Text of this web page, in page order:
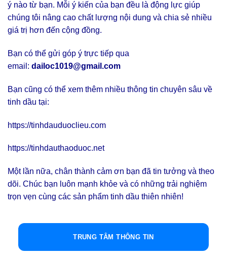
ý nào từ bạn. Mỗi ý kiến của bạn đều là động lực giúp
chúng tôi nâng cao chất lượng nội dung và chia sẻ nhiều
giá trị hơn đến cộng đồng.
Bạn có thể gửi góp ý trực tiếp qua
email: dailoc1019@gmail.com
Bạn cũng có thể xem thêm nhiều thông tin chuyên sâu về
tinh dầu tại:
https://tinhdauduoclieu.com
https://tinhdauthaoduoc.net
Một lần nữa, chân thành cảm ơn bạn đã tin tưởng và theo
dõi. Chúc bạn luôn mạnh khỏe và có những trải nghiệm
trọn vẹn cùng các sản phẩm tinh dầu thiên nhiên!
TRUNG TÂM THÔNG TIN